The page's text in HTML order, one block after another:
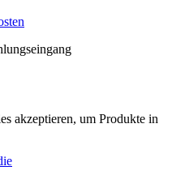
akzeptieren, um Produkte in